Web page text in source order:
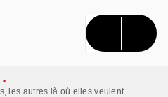
CONTENU
•
les autres là où elles veulent